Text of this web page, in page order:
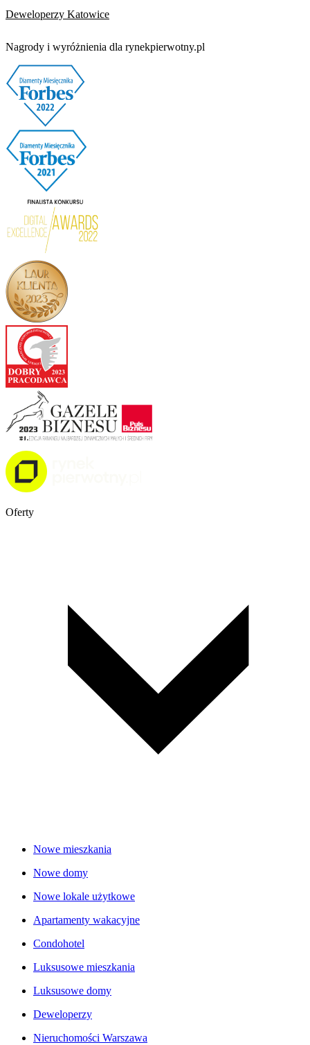
Deweloperzy Katowice
Nagrody i wyróżnienia dla rynekpierwotny.pl
Oferty
Nowe mieszkania
Nowe domy
Nowe lokale użytkowe
Apartamenty wakacyjne
Condohotel
Luksusowe mieszkania
Luksusowe domy
Deweloperzy
Nieruchomości Warszawa